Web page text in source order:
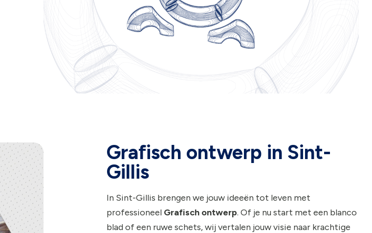
Grafisch ontwerp in Sint-
Gillis
In Sint-Gillis brengen we jouw ideeën tot leven met
professioneel Grafisch ontwerp. Of je nu start met een blanco
blad of een ruwe schets, wij vertalen jouw visie naar krachtige